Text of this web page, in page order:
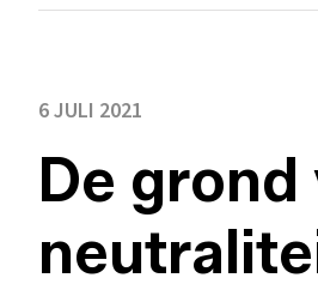
6 JULI 2021
De grond